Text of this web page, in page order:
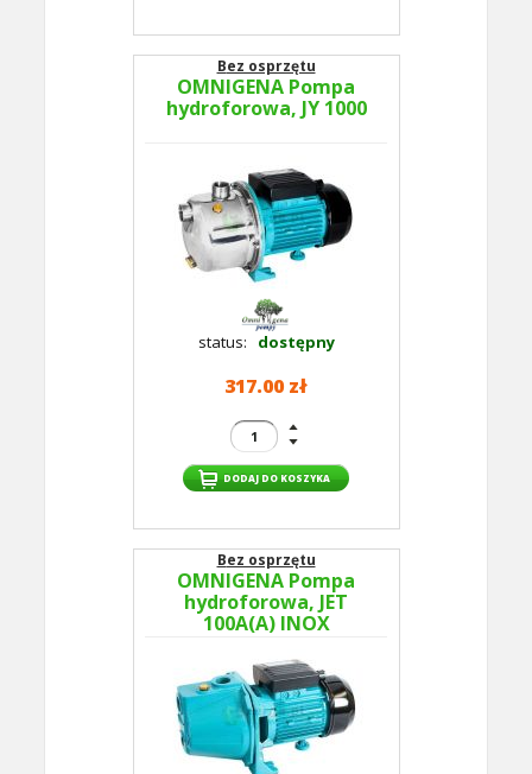
Bez osprzętu
OMNIGENA Pompa
hydroforowa, JY 1000
status: dostępny
317.00 zł
Bez osprzętu
OMNIGENA Pompa
hydroforowa, JET
100A(A) INOX